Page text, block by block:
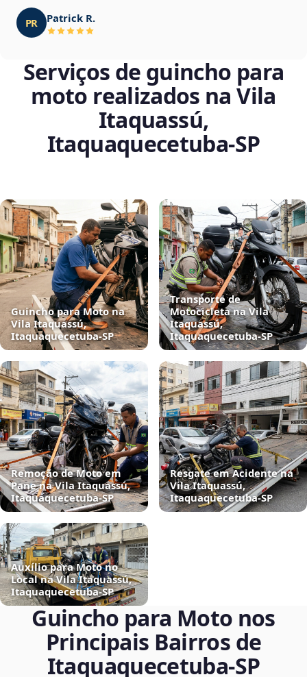
PR Patrick R.
Serviços de guincho para
moto realizados na Vila
Itaquassú,
Itaquaquecetuba‑SP
Guincho para Moto na
Vila Itaquassú,
Itaquaquecetuba‑SP
Transporte de
Motocicleta na Vila
Itaquassú,
Itaquaquecetuba‑SP
Remoção de Moto em
Pane na Vila Itaquassú,
Itaquaquecetuba‑SP
Resgate em Acidente na
Vila Itaquassú,
Itaquaquecetuba‑SP
Auxílio para Moto no
Local na Vila Itaquassú,
Itaquaquecetuba‑SP
Guincho para Moto nos
Principais Bairros de
Itaquaquecetuba‑SP